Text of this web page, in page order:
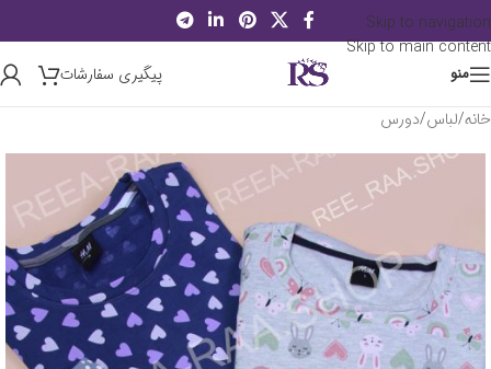
Skip to navigation
Skip to main content
منو
پیگیری سفارشات
خانه/لباس/دورس